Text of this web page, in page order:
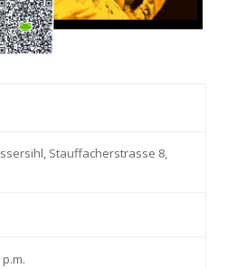
Stauffacherstrasse 8,